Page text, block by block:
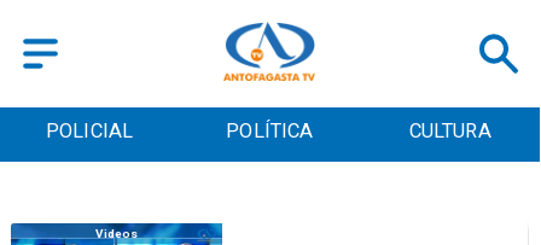
POLICIAL POLÍTICA CULTURA
Videos